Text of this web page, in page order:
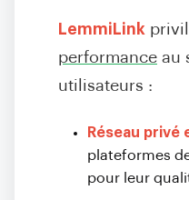
LemmiLink
performance au
utilisateurs :
Réseau privé
plateformes
pour leur